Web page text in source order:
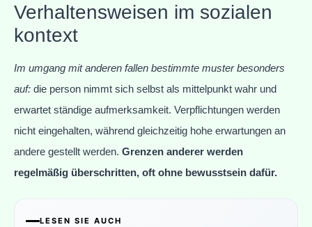
Verhaltensweisen im sozialen
kontext
Im umgang mit anderen fallen bestimmte muster besonders
auf: die person nimmt sich selbst als mittelpunkt wahr und
erwartet ständige aufmerksamkeit. Verpflichtungen werden
nicht eingehalten, während gleichzeitig hohe erwartungen an
andere gestellt werden. Grenzen anderer werden
regelmäßig überschritten, oft ohne bewusstsein dafür.
LESEN SIE AUCH